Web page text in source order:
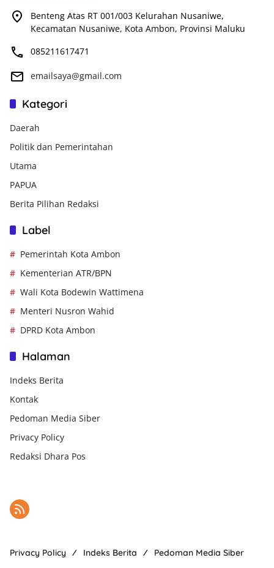
Benteng Atas RT 001/003 Kelurahan Nusaniwe,
Kecamatan Nusaniwe, Kota Ambon, Provinsi Maluku
085211617471
emailsaya@gmail.com
Kategori
Daerah
Politik dan Pemerintahan
Utama
PAPUA
Berita Pilihan Redaksi
Label
Pemerintah Kota Ambon
Kementerian ATR/BPN
Wali Kota Bodewin Wattimena
Menteri Nusron Wahid
DPRD Kota Ambon
Halaman
Indeks Berita
Kontak
Pedoman Media Siber
Privacy Policy
Redaksi Dhara Pos
Privacy Policy Indeks Berita Pedoman Media Siber